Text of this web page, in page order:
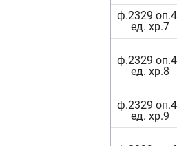
ф.2329
ед. хр.7
ф.2329
ед. хр.8
ф.2329
ед. хр.9